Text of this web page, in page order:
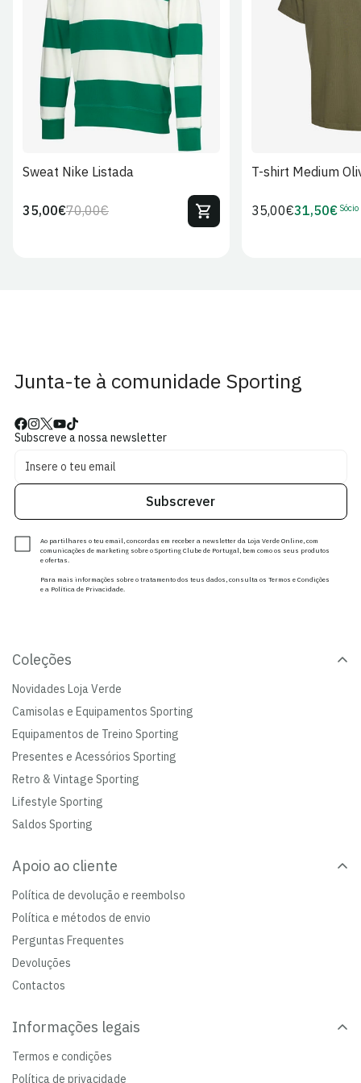
S XL 2XL
Sweat Nike Listada
Preço
70,00€Preço
35,00€
T-shirt Medium
Preço
35,00€Preço
31,50€ Sócio
Junta-te à comunidade Sporting
Subscreve a nossa newsletter
Subscrever
Ao partilhares o teu email, concordas em receber a newsletter da Loja Verde Online, com
comunicações de marketing sobre o Sporting Clube de Portugal, bem como os seus produtos
e ofertas.
Para mais informações sobre o tratamento dos teus dados, consulta os Termos e Condições
e a Política de Privacidade.
Coleções
Novidades Loja Verde
Camisolas e Equipamentos Sporting
Equipamentos de Treino Sporting
Presentes e Acessórios Sporting
Retro & Vintage Sporting
Lifestyle Sporting
Saldos Sporting
Apoio ao cliente
Política de devolução e reembolso
Política e métodos de envio
Perguntas Frequentes
Devoluções
Contactos
Informações legais
Termos e condições
Política de privacidade